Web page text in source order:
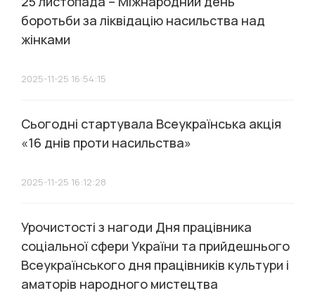
боротьби за ліквідацію насильства над
жінками
2025-11-25 16:54:15
Сьогодні стартувала Всеукраїнська акція
«16 днів проти насильства»
2025-11-25 16:12:28
Урочистості з нагоди Дня працівника
соціальної сфери України та прийдешнього
Всеукраїнського дня працівників культури і
аматорів народного мистецтва